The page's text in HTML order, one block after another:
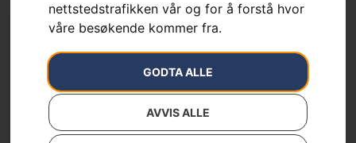
nettstedstrafikken vår og for å forstå hvor
våre besøkende kommer fra.
GODTA ALLE
AVVIS ALLE